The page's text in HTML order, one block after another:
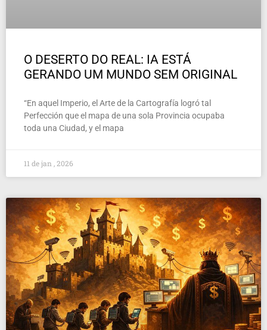
O DESERTO DO REAL: IA ESTÁ
GERANDO UM MUNDO SEM ORIGINAL
“En aquel Imperio, el Arte de la Cartografía logró tal
Perfección que el mapa de una sola Provincia ocupaba
toda una Ciudad, y el mapa
11 de jan , 2026